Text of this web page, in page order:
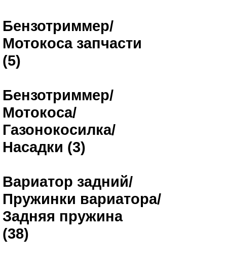
Бензотриммер/
Мотокоса запчасти
(5)
Бензотриммер/
Мотокоса/
Газонокосилка/
Насадки (3)
Вариатор задний/
Пружинки вариатора/
Задняя пружина
(38)